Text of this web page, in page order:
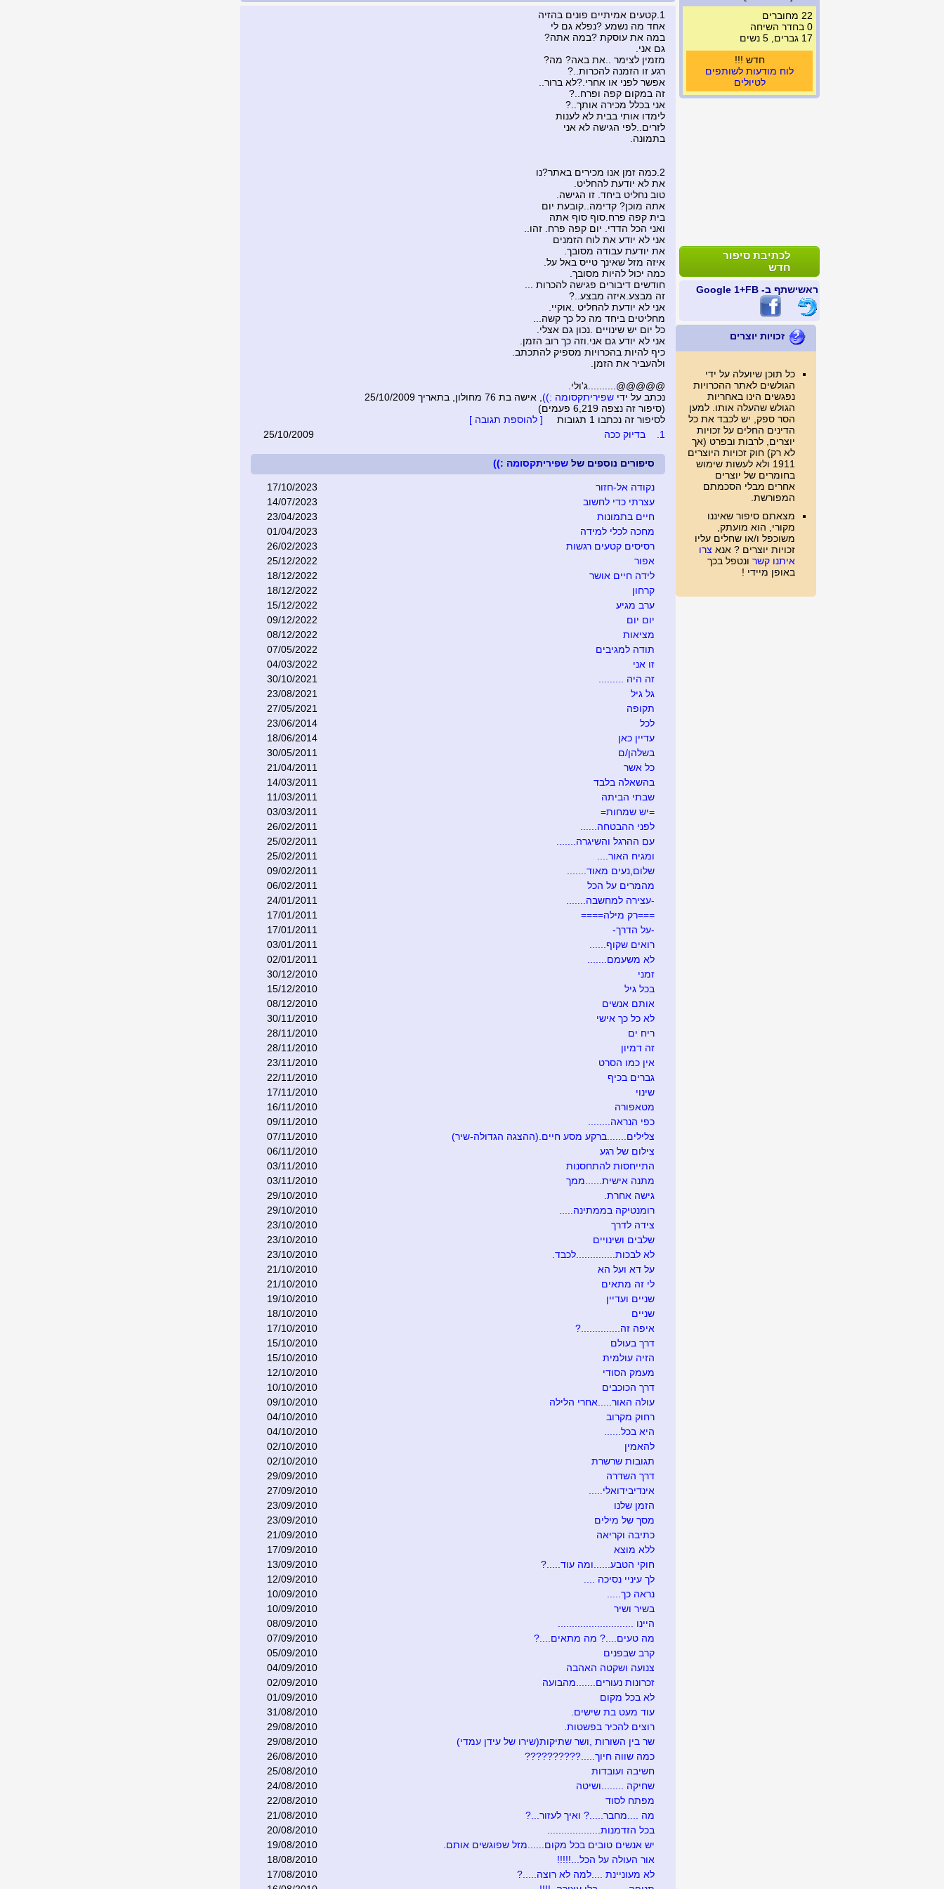
22 מחוברים
0 בחדר השיחה
17 גברים, 5 נשים
חדש !!!
לוח מודעות לשותפים
לטיולים
לכתיבת סיפור
חדש
ראשישתף ב- FB +1 Google
זכויות יוצרים
כל תוכן שיועלה על ידי
הגולשים לאתר ההכרויות
נפגשים הינו באחריות
הגולש שהעלה אותו. למען
הסר ספק, יש לכבד את כל
הדינים החלים על זכויות
יוצרים, לרבות ובפרט (אך
לא רק) חוק זכויות היוצרים
1911 ולא לעשות שימוש
בחומרים של יוצרים
אחרים מבלי הסכמתם
המפורשת.
מצאתם סיפור שאיננו
מקורי, הוא מועתק,
משוכפל ו/או שחלים עליו
זכויות יוצרים ? אנא צרו
איתנו קשר ונטפל בכך
באופן מיידי !
1.קטעים אמיתיים פונים בהזיה
אחד מה נשמע ?נפלא גם לי
במה את עוסקת ?במה אתה?
גם אני.
מזמין לצימר ..את באה? מה?
רגע זו הזמנה להכרות..?
אפשר לפני או אחרי.?לא ברור..
זה במקום קפה ופרח..?
אני בכלל מכירה אותך..?
לימדו אותי בבית לא לענות
לזרים..לפי הגישה לא אני
בתמונה.
2.כמה זמן אנו מכירים באתר?נו
את לא יודעת להחליט.
טוב נחליט ביחד. זו הגישה.
אתה מוכן? קדימה..קובעת יום
בית קפה פרח.סוף סוף אתה
ואני הכל הדדי. יום קפה פרח. זהו..
אני לא יודע את לוח הזמנים
את יודעת עבודה מסובך.
איזה מזל שאינך טייס באל על.
כמה יכול להיות מסובך.
חודשים דיבורים פגישה להכרות ...
זה מבצע.איזה מבצע..?
אני לא יודעת להחליט .אוקיי.
מחליטים ביחד מה כל כך קשה...
כל יום יש שינויים .נכון גם אצלי.
אני לא יודע גם אני.וזה כך רוב הזמן.
כיף להיות בהכרויות מספיק להתכתב.
ולהעביר את הזמן.
@@@@@..........ג'ולי.
נכתב על ידי שפיריתקסומה :)) , אישה בת 76 מחולון, בתאריך 25/10/2009
(סיפור זה נצפה 6,219 פעמים)
לסיפור זה נכתבו 1 תגובות
[ להוספת תגובה ]
1.
בדיוק ככה 25/10/2009
סיפורים נוספים של שפיריתקסומה :))
נקודה אל-חזור
17/10/2023
עצרתי כדי לחשוב
14/07/2023
חיים בתמונות
23/04/2023
מחכה לכלי למידה
01/04/2023
רסיסים קטעים רגשות
26/02/2023
אפור
25/12/2022
לידה חיים אושר
18/12/2022
קרחון
18/12/2022
ערב מגיע
15/12/2022
יום יום
09/12/2022
מציאות
08/12/2022
תודה למגיבים
07/05/2022
זו אני
04/03/2022
זה היה .........
30/10/2021
גל גיל
23/08/2021
תקופה
27/05/2021
לכל
23/06/2014
עדיין כאן
18/06/2014
בשלהן/ם
30/05/2011
כל אשר
21/04/2011
בהשאלה בלבד
14/03/2011
שבתי הביתה
11/03/2011
=יש שמחות=
03/03/2011
לפני ההבטחה......
26/02/2011
עם ההרגל והשיגרה.......
25/02/2011
ומגיח האור....
25/02/2011
שלום,נעים מאוד.......
09/02/2011
מהמרים על הכל
06/02/2011
-עצירה למחשבה.......
24/01/2011
===רק מילה====
17/01/2011
-על הדרך-
17/01/2011
רואים שקוף......
03/01/2011
לא משעמם.......
02/01/2011
זמני
30/12/2010
בכל גיל
15/12/2010
אותם אנשים
08/12/2010
לא כל כך אישי
30/11/2010
ריח ים
28/11/2010
זה דמיון
28/11/2010
אין כמו הסרט
23/11/2010
גברים בכיף
22/11/2010
שינוי
17/11/2010
מטאפורה
16/11/2010
כפי הנראה........
09/11/2010
צלילים.......ברקע מסע חיים.(ההצגה הגדולה-שיר)
07/11/2010
צילום של רגע
06/11/2010
התייחסות להתחסנות
03/11/2010
מתנה אישית......ממך
03/11/2010
גישה אחרת.
29/10/2010
רומנטיקה בממתינה.....
29/10/2010
צידה לדרך
23/10/2010
שלבים ושינויים
23/10/2010
לא לבכות..............לכבד.
23/10/2010
על דא ועל הא
21/10/2010
לי זה מתאים
21/10/2010
שניים ועדיין
19/10/2010
שניים
18/10/2010
איפה זה..............?
17/10/2010
דרך בעולם
15/10/2010
הזיה עולמית
15/10/2010
מעמק הסודי
12/10/2010
דרך הכוכבים
10/10/2010
עולה האור.....אחרי הלילה
09/10/2010
רחוק מקרוב
04/10/2010
היא בכל......
04/10/2010
להאמין
02/10/2010
תגובות שרשרת
02/10/2010
דרך השדרה
29/09/2010
אינדיבידואלי.....
27/09/2010
הזמן שלנו
23/09/2010
מסך של מילים
23/09/2010
כתיבה וקריאה
21/09/2010
ללא מוצא
17/09/2010
חוקי הטבע......ומה עוד.....?
13/09/2010
לך עיניי נסיכה ....
12/09/2010
נראה כך.....
10/09/2010
בשיר ושיר
10/09/2010
היינו ...........................
08/09/2010
מה טעים....? מה מתאים....?
07/09/2010
קרב שבפנים
05/09/2010
צנועה ושקטה האהבה
04/09/2010
זכרונות נעורים.......מהבועה
02/09/2010
לא בכל מקום
01/09/2010
עוד מעט בת שישים.
31/08/2010
רוצים להכיר בפשטות.
29/08/2010
שר בין השורות ,ושר שתיקות(שירו של עידן עמדי)
29/08/2010
כמה שווה חיוך.....??????????
26/08/2010
חשיבה ועובדות
25/08/2010
שחיקה ........ושיטה
24/08/2010
מפתח לסוד
22/08/2010
מה ....מחבר.....? ואיך לעזור...?
21/08/2010
בכל הזדמנות...................
20/08/2010
יש אנשים טובים בכל מקום......מזל שפוגשים אותם.
19/08/2010
אור העולה על הכל...!!!!!
18/08/2010
לא מעוניינת ....למה לא רוצה.....?
17/08/2010